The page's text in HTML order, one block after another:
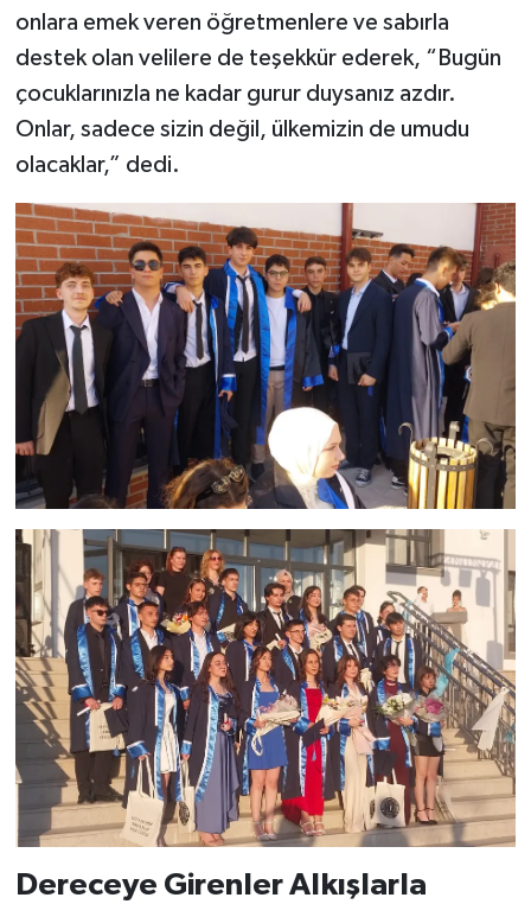
onlara emek veren öğretmenlere ve sabırla
destek olan velilere de teşekkür ederek, “Bugün
çocuklarınızla ne kadar gurur duysanız azdır.
Onlar, sadece sizin değil, ülkemizin de umudu
olacaklar,” dedi.
Dereceye Girenler Alkışlarla